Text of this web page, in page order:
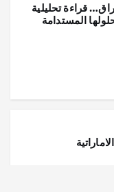
قراءة تحليلية
المستدامة